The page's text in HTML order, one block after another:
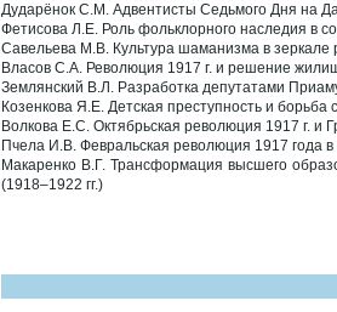
Дударёнок С.М. Адвентисты Седьмого Дня на
Фетисова Л.Е. Роль фольклорного наследия в
Савельева М.В. Культура шаманизма в
Власов С.А. Революция 1917 г. и решение
Землянский В.Л. Разработка депутатами
Козенкова Я.Е. Детская преступность и борьба
Волкова Е.С. Октябрьская революция 1917 г. и
Пчела И.В. Февральская революция 1917 года
Макаренко В.Г. Трансформация высшего
(1918‒1922 гг.)